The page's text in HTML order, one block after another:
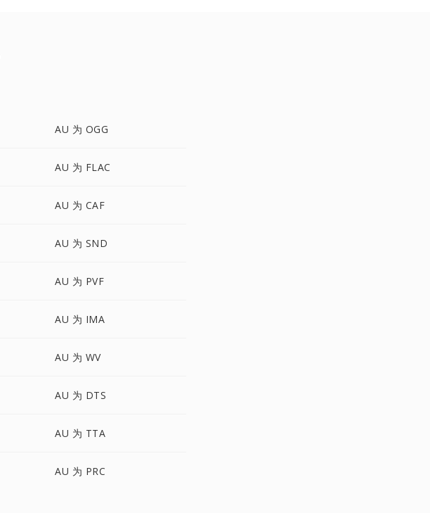
AU 为 OGG
AU 为 FLAC
AU 为 CAF
AU 为 SND
AU 为 PVF
AU 为 IMA
AU 为 WV
AU 为 DTS
AU 为 TTA
AU 为 PRC